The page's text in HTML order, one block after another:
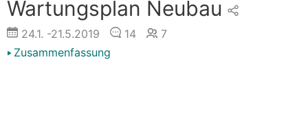
Wartungsplan Neubau
24.1. -21.5.2019 14
7
Zusammenfassung